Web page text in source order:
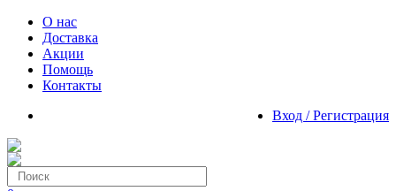
О нас
Доставка
Акции
Помощь
Контакты
Вход / Регистрация